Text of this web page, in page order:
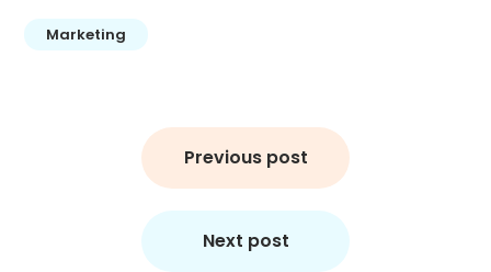
Marketing
Previous post
Next post